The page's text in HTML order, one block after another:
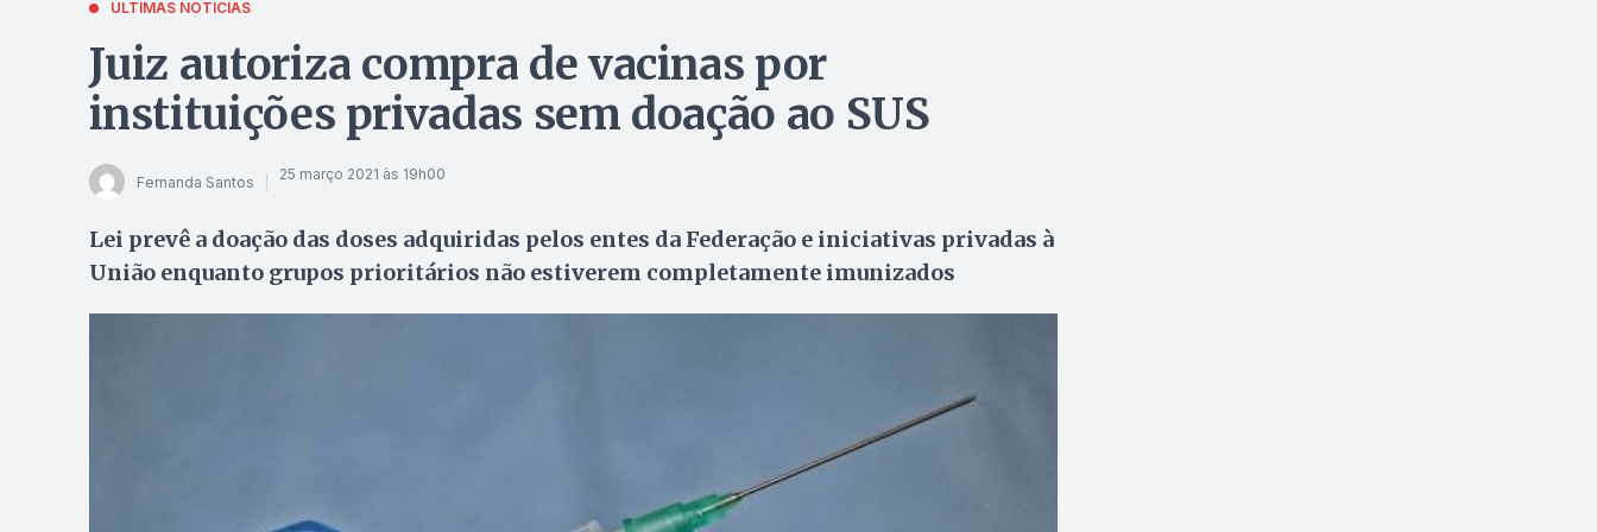
ÚLTIMAS NOTÍCIAS
Juiz autoriza compra de vacinas por
instituições privadas sem doação ao SUS
Fernanda Santos 25 março 2021 às 19h00
Lei prevê a doação das doses adquiridas pelos entes da Federação e iniciativas privadas à
União enquanto grupos prioritários não estiverem completamente imunizados